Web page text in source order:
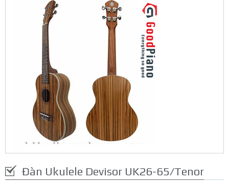
Đàn Ukulele Devisor UK26-65/Tenor